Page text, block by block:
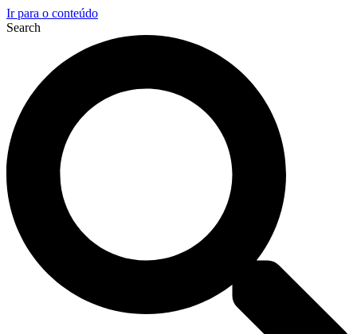
Ir para o conteúdo
Search